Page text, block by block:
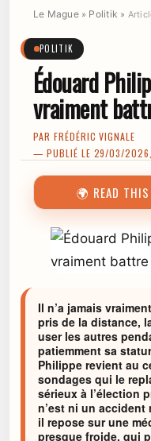
Le Mague» Politik »
POLITIK
Édouard
vraiment
PAR FRÉDÉRIC VIGNALE
— PUBLIÉ LE 29/03/
🌍 READ
Il n’a jamais
pris de la distance,
user les autres
patiemment sa
Philippe revient au
sondages qui le
sérieux à l’élection
n’est ni un
il repose sur une
presque froide, qui